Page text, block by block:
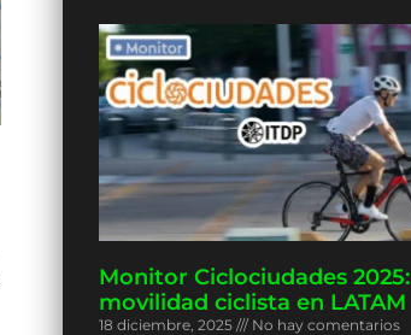
Monitor Ciclociudades 2025:
movilidad ciclista en LATAM
18 diciembre, 2025 No hay comentarios